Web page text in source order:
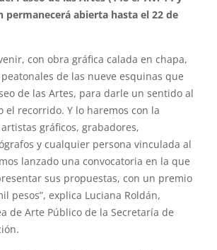
permanecerá abierta hasta el 22 de
, con obra gráfica calada en chapa,
de las nueve esquinas que
de las Artes, para darle un sentido al
el recorrido. Y lo haremos con la
artistas gráficos, grabadores,
y cualquier persona vinculada al
lanzado una convocatoria en la que
sus propuestas, con un premio
pesos”, explica Luciana Roldán,
de Arte Público de la Secretaría de